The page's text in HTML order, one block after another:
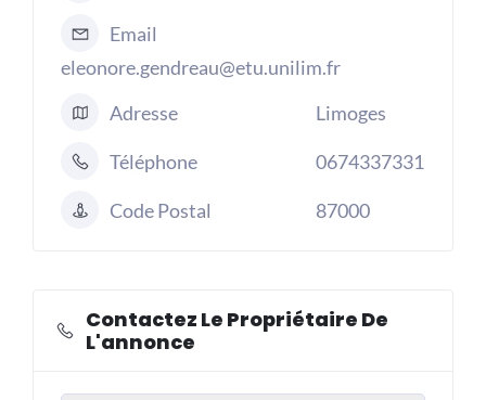
Email
eleonore.gendreau@etu.unilim.fr
Adresse
Limoges
Téléphone 0674337331
Code Postal 87000
Contactez Le Propriétaire De
L'annonce